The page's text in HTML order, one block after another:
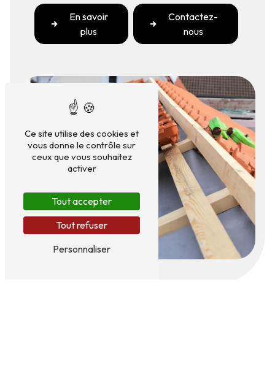
En savoir
plus
Contactez-
nous
Ce site utilise des cookies et
vous donne le contrôle sur
ceux que vous souhaitez
activer
Tout accepter
Tout refuser
Personnaliser